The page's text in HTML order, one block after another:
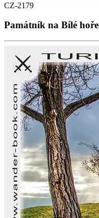
CZ-2179
Památník na Bílé hoře